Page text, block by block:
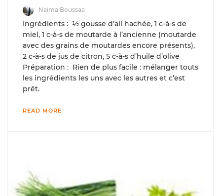
Naima Boussaa
Ingrédients : ½ gousse d’ail hachée, 1 c-à-s de
miel, 1 c-à-s de moutarde à l’ancienne (moutarde
avec des grains de moutardes encore présents),
2 c-à-s de jus de citron, 5 c-à-s d’huile d’olive
Préparation : Rien de plus facile : mélanger touts
les ingrédients les uns avec les autres et c’est
prêt.
READ MORE